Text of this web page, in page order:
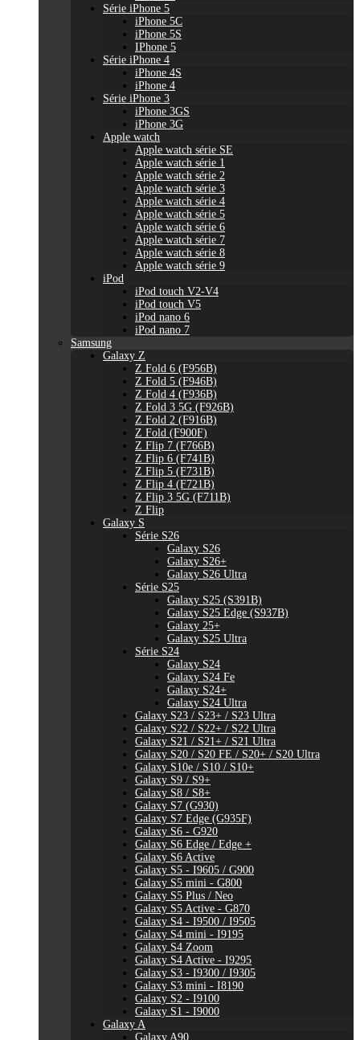
Série iPhone 5
iPhone 5C
iPhone 5S
IPhone 5
Série iPhone 4
iPhone 4S
iPhone 4
Série iPhone 3
iPhone 3GS
iPhone 3G
Apple watch
Apple watch série SE
Apple watch série 1
Apple watch série 2
Apple watch série 3
Apple watch série 4
Apple watch série 5
Apple watch série 6
Apple watch série 7
Apple watch série 8
Apple watch série 9
iPod
iPod touch V2-V4
iPod touch V5
iPod nano 6
iPod nano 7
Samsung
Galaxy Z
Z Fold 6 (F956B)
Z Fold 5 (F946B)
Z Fold 4 (F936B)
Z Fold 3 5G (F926B)
Z Fold 2 (F916B)
Z Fold (F900F)
Z Flip 7 (F766B)
Z Flip 6 (F741B)
Z Flip 5 (F731B)
Z Flip 4 (F721B)
Z Flip 3 5G (F711B)
Z Flip
Galaxy S
Série S26
Galaxy S26
Galaxy S26+
Galaxy S26 Ultra
Série S25
Galaxy S25 (S391B)
Galaxy S25 Edge (S937B)
Galaxy 25+
Galaxy S25 Ultra
Série S24
Galaxy S24
Galaxy S24 Fe
Galaxy S24+
Galaxy S24 Ultra
Galaxy S23 / S23+ / S23 Ultra
Galaxy S22 / S22+ / S22 Ultra
Galaxy S21 / S21+ / S21 Ultra
Galaxy S20 / S20 FE / S20+ / S20 Ultra
Galaxy S10e / S10 / S10+
Galaxy S9 / S9+
Galaxy S8 / S8+
Galaxy S7 (G930)
Galaxy S7 Edge (G935F)
Galaxy S6 - G920
Galaxy S6 Edge / Edge +
Galaxy S6 Active
Galaxy S5 - I9605 / G900
Galaxy S5 mini - G800
Galaxy S5 Plus / Neo
Galaxy S5 Active - G870
Galaxy S4 - I9500 / I9505
Galaxy S4 mini - I9195
Galaxy S4 Zoom
Galaxy S4 Active - I9295
Galaxy S3 - I9300 / I9305
Galaxy S3 mini - I8190
Galaxy S2 - I9100
Galaxy S1 - I9000
Galaxy A
Galaxy A90